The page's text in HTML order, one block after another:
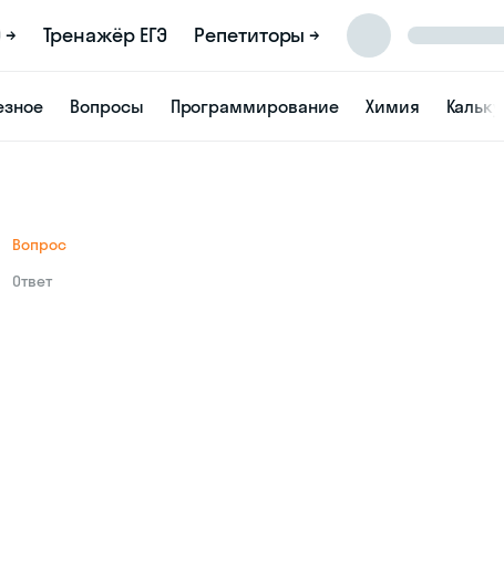
→ Тренажёр ЕГЭ Репетиторы →
Вопросы Программирование Химия
Вопрос
Ответ